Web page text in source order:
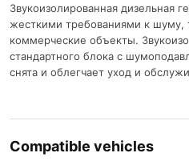
Звукоизолированная дизельная
жесткими требованиями к шуму,
коммерческие объекты.
стандартного блока с
снята и облегчает уход и
Compatible vehicles